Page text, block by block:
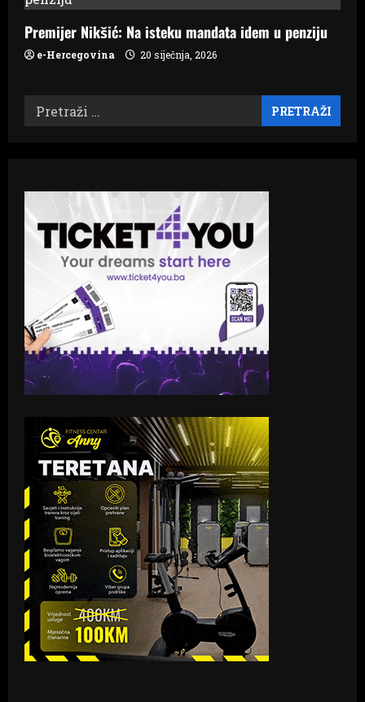
Premijer Nikšić: Na isteku mandata idem u penziju
e-Hercegovina 20 siječnja, 2026
Pretraži: